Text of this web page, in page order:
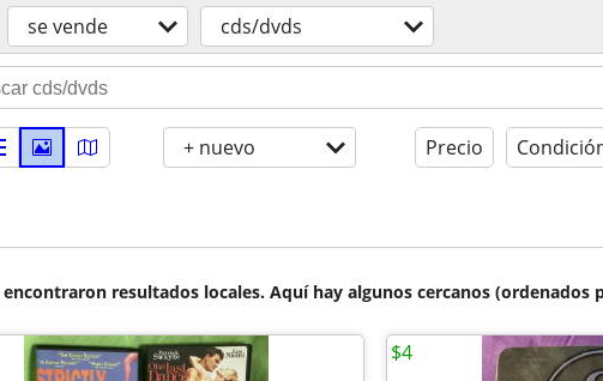
se vende cds/dvds
+ nuevo Precio
encontraron resultados locales. Aquí hay algunos cercanos (ordenados
$4